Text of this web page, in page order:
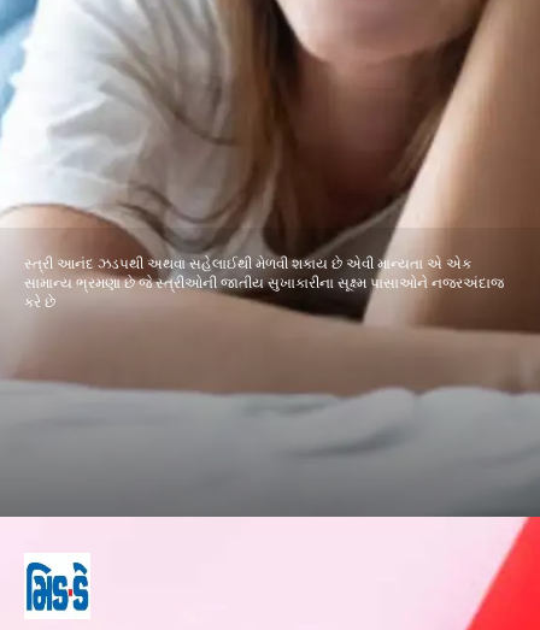
સ્ત્રી આનંદ ઝડપથી અથવા સહેલાઈથી મેળવી શકાય છે એવી માન્યતા એ એક
સામાન્ય ભ્રમણા છે જે સ્ત્રીઓની જાતીય સુખાકારીના સૂક્ષ્મ પાસાઓને નજરઅંદાજ
કરે છે